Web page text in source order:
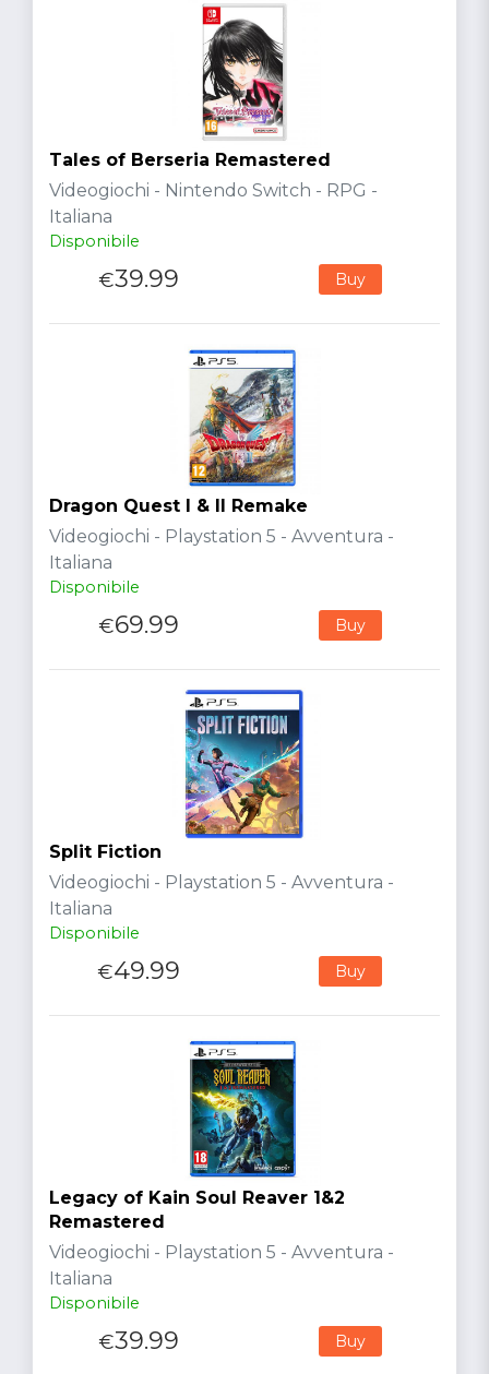
Tales of Berseria Remastered
Videogiochi - Nintendo Switch - RPG -
Italiana
Disponibile
€39.99 Buy
Dragon Quest I & II Remake
Videogiochi - Playstation 5 - Avventura -
Italiana
Disponibile
€69.99 Buy
Split Fiction
Videogiochi - Playstation 5 - Avventura -
Italiana
Disponibile
€49.99 Buy
Legacy of Kain Soul Reaver 1&2
Remastered
Videogiochi - Playstation 5 - Avventura -
Italiana
Disponibile
€39.99 Buy